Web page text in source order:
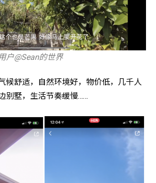
户@Sean的世界
候舒适，自然环境好，物价低，几千人
别墅，生活节奏缓慢……